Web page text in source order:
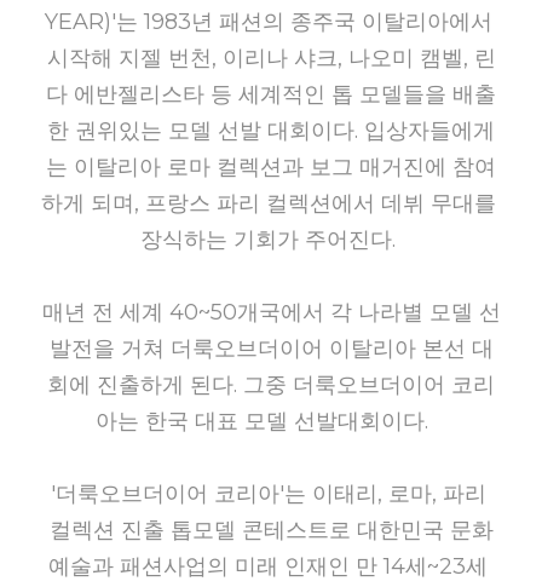
YEAR)'는 1983년 패션의 종주국 이탈리아에서
시작해 지젤 번천, 이리나 샤크, 나오미 캠벨, 린
다 에반젤리스타 등 세계적인 톱 모델들을 배출
한 권위있는 모델 선발 대회이다. 입상자들에게
는 이탈리아 로마 컬렉션과 보그 매거진에 참여
하게 되며, 프랑스 파리 컬렉션에서 데뷔 무대를
장식하는 기회가 주어진다.
매년 전 세계 40~50개국에서 각 나라별 모델 선
발전을 거쳐 더룩오브더이어 이탈리아 본선 대
회에 진출하게 된다. 그중 더룩오브더이어 코리
아는 한국 대표 모델 선발대회이다.
'더룩오브더이어 코리아'는 이태리, 로마, 파리
컬렉션 진출 톱모델 콘테스트로 대한민국 문화
예술과 패션사업의 미래 인재인 만 14세~23세